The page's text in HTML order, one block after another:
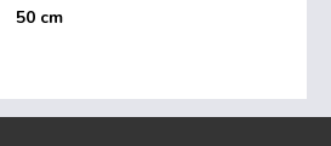
50 cm